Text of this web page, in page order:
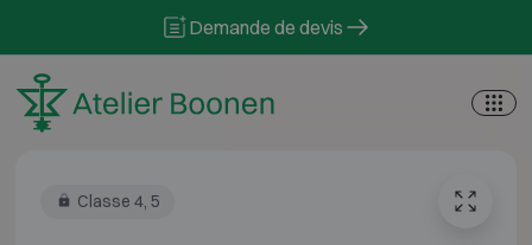
Demande de devis
Classe 4, 5